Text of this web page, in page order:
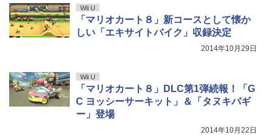
Wii U
「マリオカート８」新コースとして懐か
しい「エキサイトバイク」収録決定
2014年10月29日
Wii U
「マリオカート８」DLC第1弾続報！「G
C ヨッシーサーキット」＆「タヌキバギ
ー」登場
2014年10月22日